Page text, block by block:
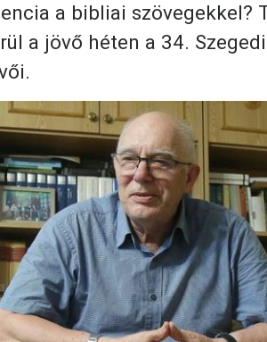
a bibliai szövegekkel?
a jövő héten a 34.